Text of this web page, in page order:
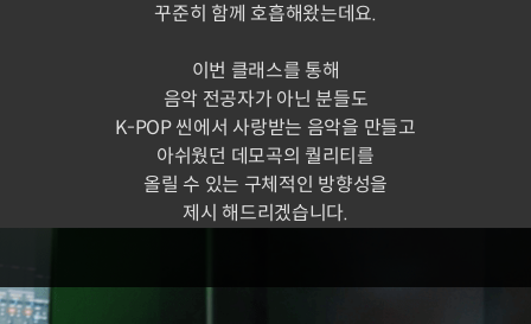
꾸준히 함께 호흡해왔는데요.
이번 클래스를 통해
음악 전공자가 아닌 분들도
K-POP 씬에서 사랑받는 음악을 만들고
아쉬웠던 데모곡의 퀄리티를
올릴 수 있는 구체적인 방향성을
제시 해드리겠습니다.